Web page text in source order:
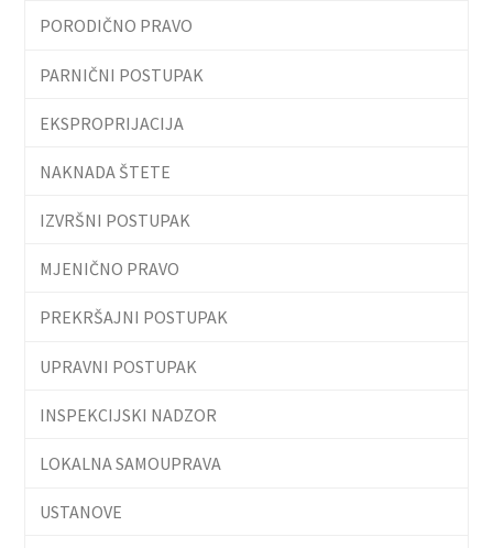
PORODIČNO PRAVO
PARNIČNI POSTUPAK
EKSPROPRIJACIJA
NAKNADA ŠTETE
IZVRŠNI POSTUPAK
MJENIČNO PRAVO
PREKRŠAJNI POSTUPAK
UPRAVNI POSTUPAK
INSPEKCIJSKI NADZOR
LOKALNA SAMOUPRAVA
USTANOVE